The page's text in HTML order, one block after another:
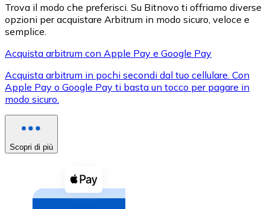
XRP
XRP
Vedi tutto
Buoni cripto
Acquista criptovalute in contanti e altri mezzi di
Trova il modo che preferisci. Su Bitnovo ti offriamo diverse
opzioni per acquistare Arbitrum in modo sicuro, veloce e
semplice.
Acquista arbitrum con Apple Pay e Google Pay
Acquista arbitrum in pochi secondi dal tuo cellulare. Con
Apple Pay o Google Pay ti basta un tocco per pagare in
modo sicuro.
Scopri di più